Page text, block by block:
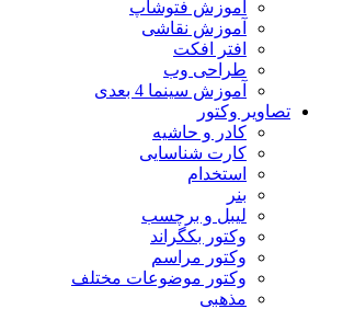
آموزش فتوشاپ
آموزش نقاشی
افتر افکت
طراحی وب
آموزش سینما 4 بعدی
تصاویر وکتور
کادر و حاشیه
کارت شناسایی
استخدام
بنر
لیبل و برچسب
وکتور بکگراند
وکتور مراسم
وکتور موضوعات مختلف
مذهبی